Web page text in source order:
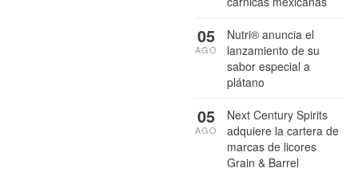
Nutri® anuncia el
lanzamiento de su
sabor especial a
plátano
05
AGO
Next Century Spirits
adquiere la cartera de
marcas de licores
Grain & Barrel
05
AGO